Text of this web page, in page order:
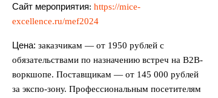
Сайт мероприятия: https://mice-
excellence.ru/mef2024
Цена: заказчикам — от 1950 рублей с
обязательствами по назначению встреч на B2B-
воркшопе. Поставщикам — от 145 000 рублей
за экспо-зону. Профессиональным посетителям